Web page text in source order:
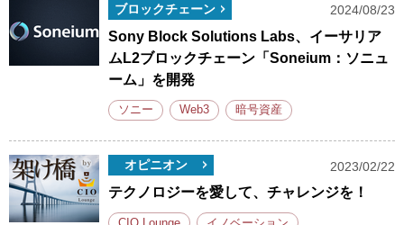
ブロックチェーン 2024/08/23
Sony Block Solutions Labs、イーサリア
ムL2ブロックチェーン「Soneium：ソニュ
ーム」を開発
ソニー Web3 暗号資産
オピニオン 2023/02/22
テクノロジーを愛して、チャレンジを！